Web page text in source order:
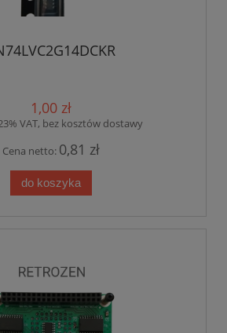
1,00 zł
VAT, bez kosztów dostawy
Cena netto: 0,81 zł
do koszyka